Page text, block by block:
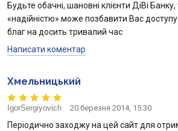
Будьте обачні, шановні клієнти ДіВі
«надійністю» може позбавити Вас
благ на досить тривалий час
Написати коментар
Хмельницький
IgorSergiyovich 20 березня 2014, 15:30
Періодично заходжу на цей сайт для